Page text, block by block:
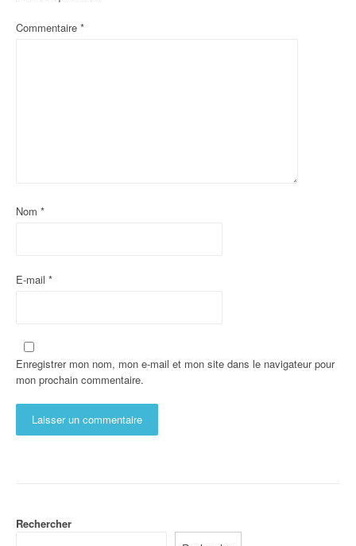
Commentaire *
Nom *
E-mail *
Enregistrer mon nom, mon e-mail et mon site dans le navigateur pour
mon prochain commentaire.
Rechercher